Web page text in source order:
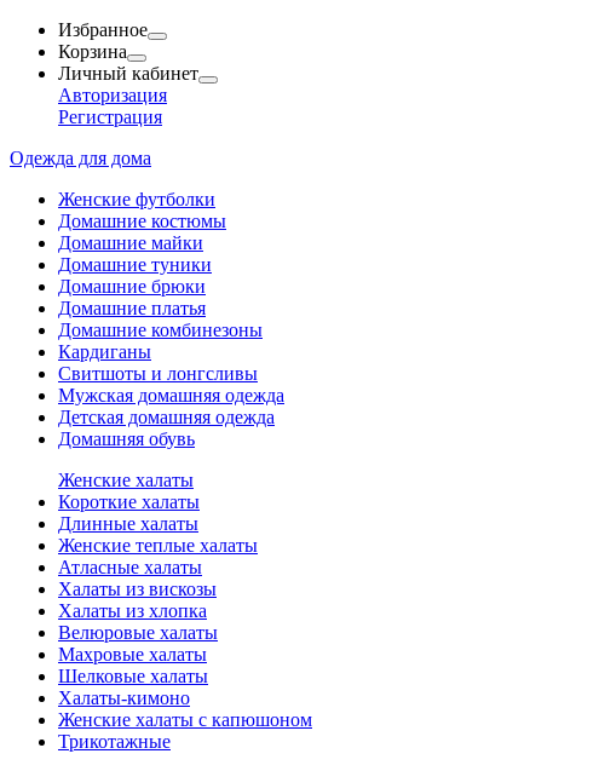
Избранное
Корзина
Личный кабинет
Авторизация
Регистрация
Одежда для дома
Женские футболки
Домашние костюмы
Домашние майки
Домашние туники
Домашние брюки
Домашние платья
Домашние комбинезоны
Кардиганы
Свитшоты и лонгсливы
Мужская домашняя одежда
Детская домашняя одежда
Домашняя обувь
Женские халаты
Короткие халаты
Длинные халаты
Женские теплые халаты
Атласные халаты
Халаты из вискозы
Халаты из хлопка
Велюровые халаты
Махровые халаты
Шелковые халаты
Халаты-кимоно
Женские халаты с капюшоном
Трикотажные